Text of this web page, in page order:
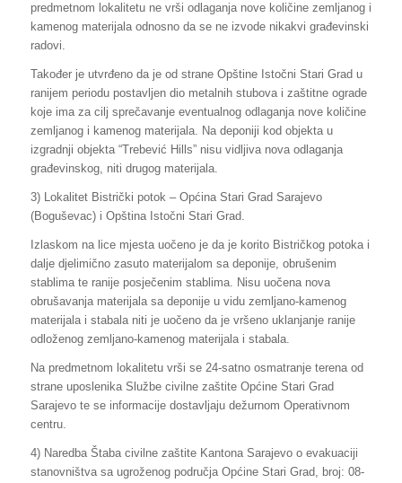
predmetnom lokalitetu ne vrši odlaganja nove količine zemljanog i
kamenog materijala odnosno da se ne izvode nikakvi građevinski
radovi.
Također je utvrđeno da je od strane Opštine Istočni Stari Grad u
ranijem periodu postavljen dio metalnih stubova i zaštitne ograde
koje ima za cilj sprečavanje eventualnog odlaganja nove količine
zemljanog i kamenog materijala. Na deponiji kod objekta u
izgradnji objekta “Trebević Hills” nisu vidljiva nova odlaganja
građevinskog, niti drugog materijala.
3) Lokalitet Bistrički potok – Općina Stari Grad Sarajevo
(Boguševac) i Opština Istočni Stari Grad.
Izlaskom na lice mjesta uočeno je da je korito Bistričkog potoka i
dalje djelimično zasuto materijalom sa deponije, obrušenim
stablima te ranije posječenim stablima. Nisu uočena nova
obrušavanja materijala sa deponije u vidu zemljano-kamenog
materijala i stabala niti je uočeno da je vršeno uklanjanje ranije
odloženog zemljano-kamenog materijala i stabala.
Na predmetnom lokalitetu vrši se 24-satno osmatranje terena od
strane uposlenika Službe civilne zaštite Općine Stari Grad
Sarajevo te se informacije dostavljaju dežurnom Operativnom
centru.
4) Naredba Štaba civilne zaštite Kantona Sarajevo o evakuaciji
stanovništva sa ugroženog područja Općine Stari Grad, broj: 08-